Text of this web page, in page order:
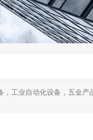
动化设备，五金产品，电线电缆，